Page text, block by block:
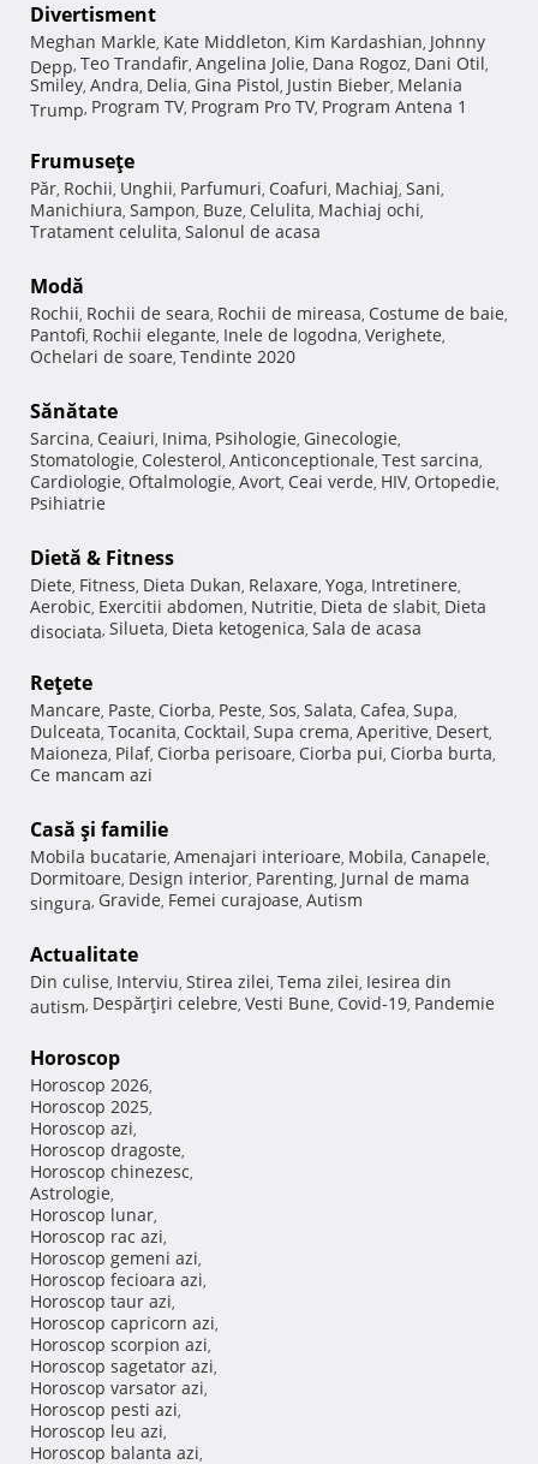
Divertisment
Meghan Markle, Kate Middleton, Kim Kardashian, Johnny
Depp, Teo Trandafir, Angelina Jolie, Dana Rogoz, Dani Otil,
Smiley, Andra, Delia, Gina Pistol, Justin Bieber, Melania
Trump, Program TV, Program Pro TV, Program Antena 1
Frumuseţe
Păr, Rochii, Unghii, Parfumuri, Coafuri, Machiaj, Sani,
Manichiura, Sampon, Buze, Celulita, Machiaj ochi,
Tratament celulita, Salonul de acasa
Modă
Rochii, Rochii de seara, Rochii de mireasa, Costume de baie,
Pantofi, Rochii elegante, Inele de logodna, Verighete,
Ochelari de soare, Tendinte 2020
Sănătate
Sarcina, Ceaiuri, Inima, Psihologie, Ginecologie,
Stomatologie, Colesterol, Anticonceptionale, Test sarcina,
Cardiologie, Oftalmologie, Avort, Ceai verde, HIV, Ortopedie,
Psihiatrie
Dietă & Fitness
Diete, Fitness, Dieta Dukan, Relaxare, Yoga, Intretinere,
Aerobic, Exercitii abdomen, Nutritie, Dieta de slabit, Dieta
disociata, Silueta, Dieta ketogenica, Sala de acasa
Reţete
Mancare, Paste, Ciorba, Peste, Sos, Salata, Cafea, Supa,
Dulceata, Tocanita, Cocktail, Supa crema, Aperitive, Desert,
Maioneza, Pilaf, Ciorba perisoare, Ciorba pui, Ciorba burta,
Ce mancam azi
Casă şi familie
Mobila bucatarie, Amenajari interioare, Mobila, Canapele,
Dormitoare, Design interior, Parenting, Jurnal de mama
singura, Gravide, Femei curajoase, Autism
Actualitate
Din culise, Interviu, Stirea zilei, Tema zilei, Iesirea din
autism, Despărţiri celebre, Vesti Bune, Covid-19, Pandemie
Horoscop
Horoscop 2026,
Horoscop 2025,
Horoscop azi,
Horoscop dragoste,
Horoscop chinezesc,
Astrologie,
Horoscop lunar,
Horoscop rac azi,
Horoscop gemeni azi,
Horoscop fecioara azi,
Horoscop taur azi,
Horoscop capricorn azi,
Horoscop scorpion azi,
Horoscop sagetator azi,
Horoscop varsator azi,
Horoscop pesti azi,
Horoscop leu azi,
Horoscop balanta azi,